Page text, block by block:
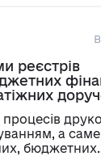
реєстрів
а
бюджетних